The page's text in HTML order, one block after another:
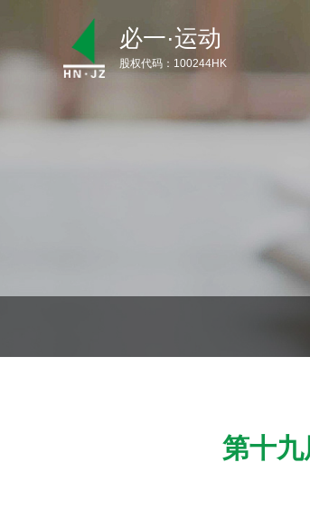
必一·运动
股权代码：100244HK
关于必一·运动
第十